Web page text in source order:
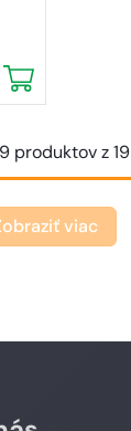
produktov z 19
viac